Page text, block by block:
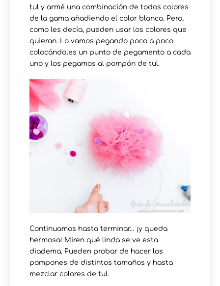
tul y armé una combinación de todos colores
de la gama añadiendo el color blanco. Pero,
como les decía, pueden usar los colores que
quieran. Lo vamos pegando poco a poco
colocándoles un punto de pegamento a cada
uno y los pegamos al pompón de tul.
Continuamos hasta terminar… ¡y queda
hermosa! Miren qué linda se ve esta
diadema. Pueden probar de hacer los
pompones de distintos tamaños y hasta
mezclar colores de tul.